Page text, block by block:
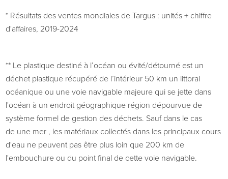
* Résultats des ventes mondiales de Targus : unités + chiffre
d'affaires, 2019-2024
** Le plastique destiné à l’océan ou évité/détourné est un
déchet plastique récupéré de l’intérieur 50 km un littoral
océanique ou une voie navigable majeure qui se jette dans
l'océan à un endroit géographique région dépourvue de
système formel de gestion des déchets. Sauf dans le cas
de une mer , les matériaux collectés dans les principaux cours
d'eau ne peuvent pas être plus loin que 200 km de
l'embouchure ou du point final de cette voie navigable.